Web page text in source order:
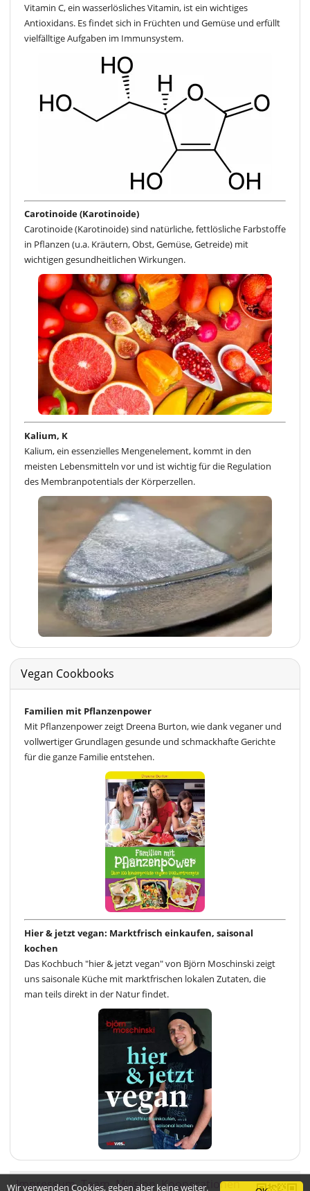
Vitamin C, ein wasserlösliches Vitamin, ist ein wichtiges
Antioxidans. Es findet sich in Früchten und Gemüse und erfüllt
vielfälltige Aufgaben im Immunsystem.
Carotinoide (Karotinoide)
Carotinoide (Karotinoide) sind natürliche, fettlösliche Farbstoffe
in Pflanzen (u.a. Kräutern, Obst, Gemüse, Getreide) mit
wichtigen gesundheitlichen Wirkungen.
Kalium, K
Kalium, ein essenzielles Mengenelement, kommt in den
meisten Lebensmitteln vor und ist wichtig für die Regulation
des Membranpotentials der Körperzellen.
Vegan Cookbooks
Familien mit Pflanzenpower
Mit Pflanzenpower zeigt Dreena Burton, wie dank veganer und
vollwertiger Grundlagen gesunde und schmackhafte Gerichte
für die ganze Familie entstehen.
Hier & jetzt vegan: Marktfrisch einkaufen, saisonal
kochen
Das Kochbuch "hier & jetzt vegan" von Björn Moschinski zeigt
uns saisonale Küche mit marktfrischen lokalen Zutaten, die
man teils direkt in der Natur findet.
ImpressumTeamMissionKooperationen
Wir verwenden Cookies, geben aber keine weiter.